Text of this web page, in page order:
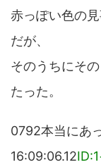
赤っぽい色の
だが、
そのうちにそ
たった。
0792本当にあ
16:09:06.12